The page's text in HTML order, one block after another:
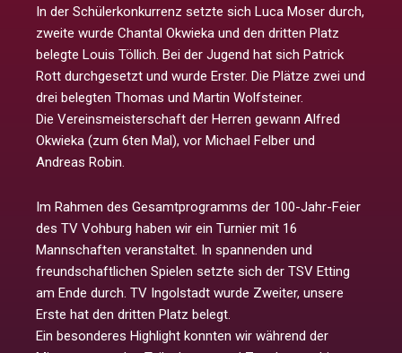
In der Schülerkonkurrenz setzte sich Luca Moser durch,
zweite wurde Chantal Okwieka und den dritten Platz
belegte Louis Töllich. Bei der Jugend hat sich Patrick
Rott durchgesetzt und wurde Erster. Die Plätze zwei und
drei belegten Thomas und Martin Wolfsteiner.
Die Vereinsmeisterschaft der Herren gewann Alfred
Okwieka (zum 6ten Mal), vor Michael Felber und
Andreas Robin.
Im Rahmen des Gesamtprogramms der 100-Jahr-Feier
des TV Vohburg haben wir ein Turnier mit 16
Mannschaften veranstaltet. In spannenden und
freundschaftlichen Spielen setzte sich der TSV Etting
am Ende durch. TV Ingolstadt wurde Zweiter, unsere
Erste hat den dritten Platz belegt.
Ein besonderes Highlight konnten wir während der